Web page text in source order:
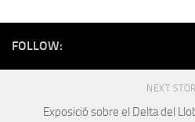
FOLLOW:
NEXT
Exposició sobre el Delta del